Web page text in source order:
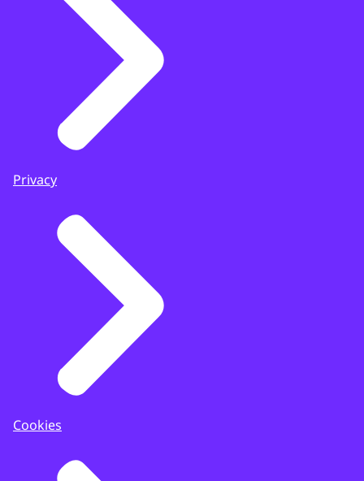
Privacy
Cookies